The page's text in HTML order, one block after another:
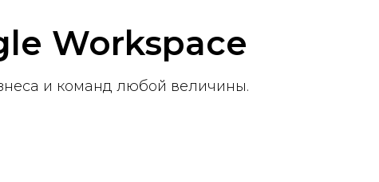
Workspace
и команд любой величины.